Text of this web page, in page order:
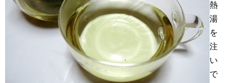
熱
湯
を
注
い
で